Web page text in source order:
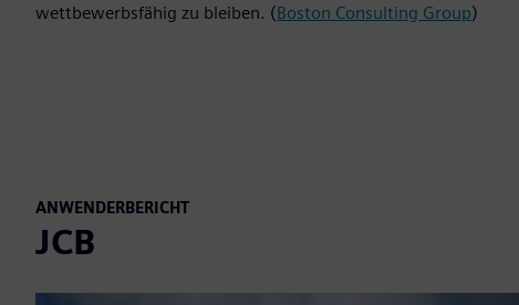
wettbewerbsfähig zu bleiben. (Boston Consulting Group)
ANWENDERBERICHT
JCB